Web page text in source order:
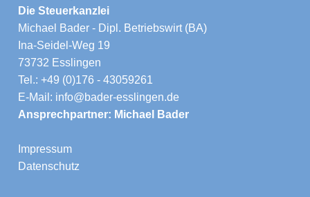
Die Steuerkanzlei
Michael Bader - Dipl. Betriebswirt (BA)
Ina-Seidel-Weg 19
73732 Esslingen
Tel.: +49 (0)176 - 43059261
E-Mail: info@bader-esslingen.de
Ansprechpartner: Michael Bader
Impressum
Datenschutz